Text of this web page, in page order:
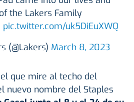
the Lakers Family
pic.twitter.com/uk5DiEuXWQ
(@Lakers) March 8, 2023
que mire al techo del
nuevo nombre del Staples